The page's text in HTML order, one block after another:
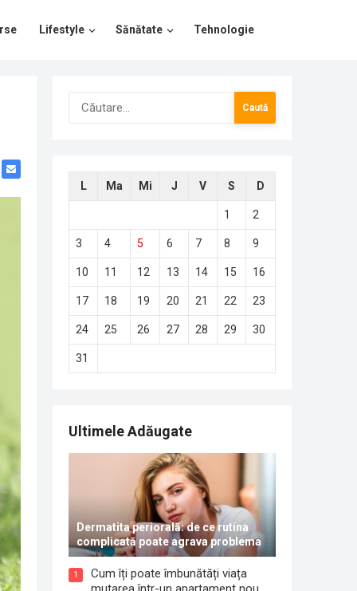
Lifestyle Sănătate Tehnologie
Caută
după:
L Ma Mi J V S D
1 2
3 4 5 6 7 8 9
10 11 12 13 14 15 16
17 18 19 20 21 22 23
24 25 26 27 28 29 30
31
Ultimele Adăugate
Dermatita periorală: de ce rutina
complicată poate agrava problema
1
Cum îți poate îmbunătăți viața